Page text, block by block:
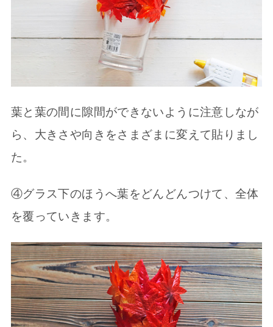
葉と葉の間に隙間ができないように注意しなが
ら、大きさや向きをさまざまに変えて貼りまし
た。
④グラス下のほうへ葉をどんどんつけて、全体
を覆っていきます。